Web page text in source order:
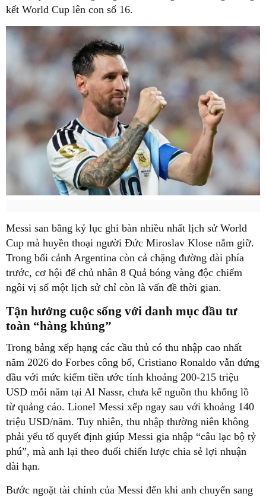
kết World Cup lên con số 16.
Messi san bằng kỷ lục ghi bàn nhiều nhất lịch sử World
Cup mà huyền thoại người Đức Miroslav Klose nắm giữ.
Trong bối cảnh Argentina còn cả chặng đường dài phía
trước, cơ hội để chủ nhân 8 Quả bóng vàng độc chiếm
ngôi vị số một lịch sử chỉ còn là vấn đề thời gian.
Tận hưởng cuộc sống với danh mục đầu tư
toàn “hàng khủng”
Trong bảng xếp hạng các cầu thủ có thu nhập cao nhất
năm 2026 do Forbes công bố, Cristiano Ronaldo vẫn đứng
đầu với mức kiếm tiền ước tính khoảng 200-215 triệu
USD mỗi năm tại Al Nassr, chưa kể nguồn thu khổng lồ
từ quảng cáo. Lionel Messi xếp ngay sau với khoảng 140
triệu USD/năm. Tuy nhiên, thu nhập thường niên không
phải yếu tố quyết định giúp Messi gia nhập “câu lạc bộ tỷ
phú”, mà anh lại theo đuổi chiến lược chia sẻ lợi nhuận
dài hạn.
Bước ngoặt tài chính của Messi đến khi anh chuyển sang